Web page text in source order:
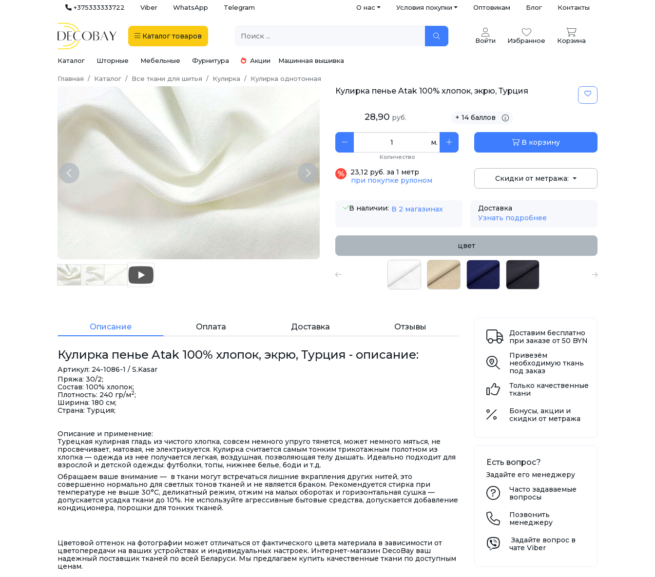
+375333333722 Viber WhatsApp Telegram О нас Условия покупки Оптовикам Блог Контакты
Каталог товаров Войти Избранное Корзина
Каталог Шторные Мебельные Фурнитура Акции Машинная вышивка
Главная Каталог Все ткани для шитья Кулирка Кулирка однотонная
Previous Next
Кулирка пенье Atak 100% хлопок, экрю, Турция
28,90 руб. + 14 баллов
м.
Количество
В корзину
23,12 руб. за 1 метр
при покупке рулоном
Скидки от метража:
В наличии: В 2 магазинах
Доставка
Узнать подробнее
цвет
Описание Оплата Доставка Отзывы
Кулирка пенье Atak 100% хлопок, экрю, Турция - описание:
Артикул: 24-1086-1 / S.Kasar
Пряжа: 30/2;
Состав: 100% хлопок;
Плотность: 240 гр/м2;
Ширина: 180 см;
Страна: Турция;
Описание и применение:
Турецкая кулирная гладь из чистого хлопка, совсем немного упруго тянется, может немного мяться, не
просвечивает, матовая, не электризуется. Кулирка считается самым тонким трикотажным полотном из
хлопка — одежда из нее получается легкая, воздушная, позволяющая телу дышать. Идеально подходит для
взрослой и детской одежды: футболки, топы, нижнее белье, боди и т.д.
Обращаем ваше внимание — в ткани могут встречаться лишние вкрапления других нитей, это
совершенно нормально для светлых тонов тканей и не является браком. Рекомендуется стирка при
температуре не выше 30°С, деликатный режим, отжим на малых оборотах и горизонтальная сушка —
допускается усадка ткани до 10%. Не используйте агрессивные бытовые средства, допускается добавление
кондиционера, порошки для тонких тканей.
Цветовой оттенок на фотографии может отличаться от фактического цвета материала в зависимости от
цветопередачи на ваших устройствах и индивидуальных настроек. Интернет-магазин DecoBay ваш
надежный поставщик тканей по всей Беларуси. Мы предлагаем купить качественные ткани по доступным
ценам.
Доставим бесплатно
при заказе от 50 BYN
Привезём
необходимую ткань
под заказ
Только качественные
ткани
Бонусы, акции и
скидки от метража
Есть вопрос?
Задайте его менеджеру
Часто задаваемые
вопросы
Позвонить
менеджеру
Задайте вопрос в
чате Viber